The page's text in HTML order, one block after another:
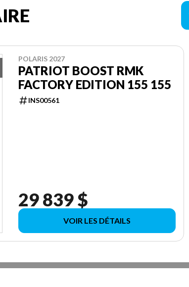
POLARIS 2027
PATRIOT BOOST RMK
FACTORY EDITION 155 155
INS00561
29 839 $
VOIR LES DÉTAILS